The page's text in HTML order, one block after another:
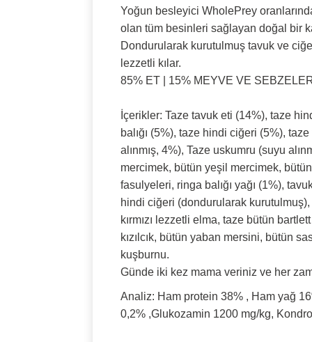
Yoğun besleyici WholePrey
olan tüm besinleri sağlayan doğal bir
Dondurularak kurutulmuş tavuk ve
lezzetli kılar.
85% ET | 15% MEYVE VE
İçerikler: Taze tavuk eti (14%), taze
balığı (5%), taze hindi ciğeri (5%),
alınmış, 4%), Taze uskumru (suyu
mercimek, bütün yeşil mercimek,
fasulyeleri, ringa balığı yağı (1%),
hindi ciğeri (dondurularak
kırmızı lezzetli elma, taze bütün
kızılcık, bütün yaban mersini, bütün
kuşburnu.
Günde iki kez mama veriniz ve her
Analiz: Ham protein 38% , Ham yağ
0,2% ,Glukozamin 1200 mg/kg,